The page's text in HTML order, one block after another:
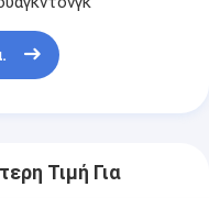
Τιμή Για